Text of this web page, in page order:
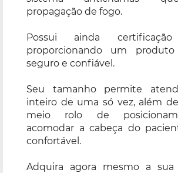
propagação de fogo.
Possui ainda certificação
proporcionando um
seguro e confiável.
Seu tamanho permite
inteiro de uma só vez, além
meio rolo de
acomodar a cabeça do
confortável.
Adquira agora mesmo a